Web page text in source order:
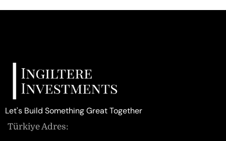
Let's Build Something Great Together
Türkiye Adres: